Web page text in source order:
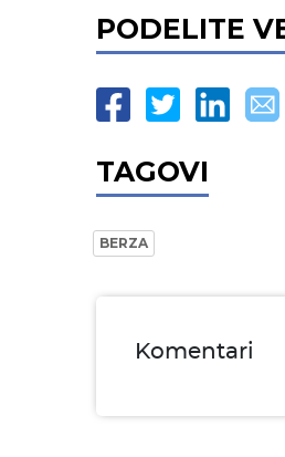
PODELITE
TAGOVI
BERZA
Komentari